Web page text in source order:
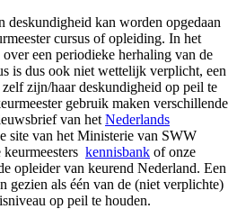
deskundigheid kan worden opgedaan
cursus of opleiding. In het
een periodieke herhaling van de
is dus ook niet wettelijk verplicht, een
zijn/haar deskundigheid op peil te
gebruik maken verschillende
van het Nederlands
site van het Ministerie van SWW
kennisbank of onze
opleider van keurend Nederland. Een
gezien als één van de (niet verplichte)
op peil te houden.